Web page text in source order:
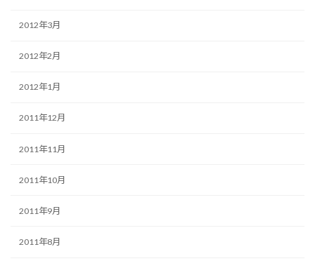
2012年3月
2012年2月
2012年1月
2011年12月
2011年11月
2011年10月
2011年9月
2011年8月